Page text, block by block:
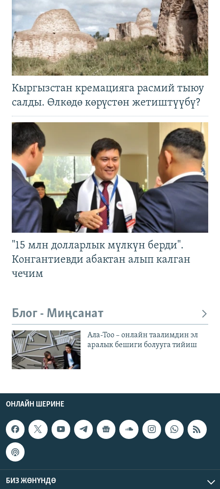
Кыргызстан кремацияга расмий тыюу
салды. Өлкөдө көрүстөн жетиштүүбү?
"15 млн долларлык мүлкүн берди".
Конгантиевди абактан алып калган
чечим
Блог - Миңсанат
Ала-Тоо – онлайн таалимдин эл
аралык бешиги болууга тийиш
ОНЛАЙН ШЕРИНЕ
БИЗ ЖӨНҮНДӨ